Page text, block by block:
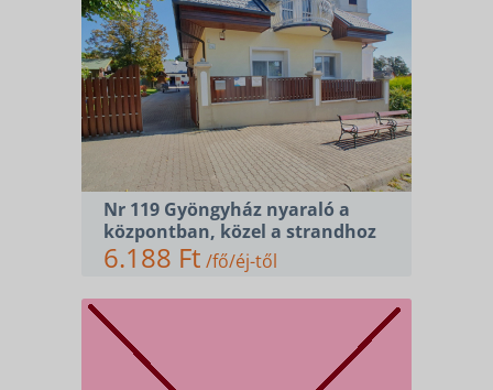
Nr 119 Gyöngyház nyaraló a
központban, közel a strandhoz
6.188 Ft /fő/éj-től